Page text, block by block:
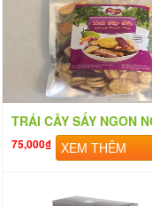
TRÁI CÂY SẤY NGON
75,000₫ XEM THÊM